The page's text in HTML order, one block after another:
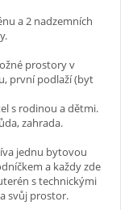
a 2 nadzemních
prostory v
první podlaží (byt
s rodinou a dětmi.
zahrada.
jednu bytovou
a každy zde
s technickými
svůj prostor.